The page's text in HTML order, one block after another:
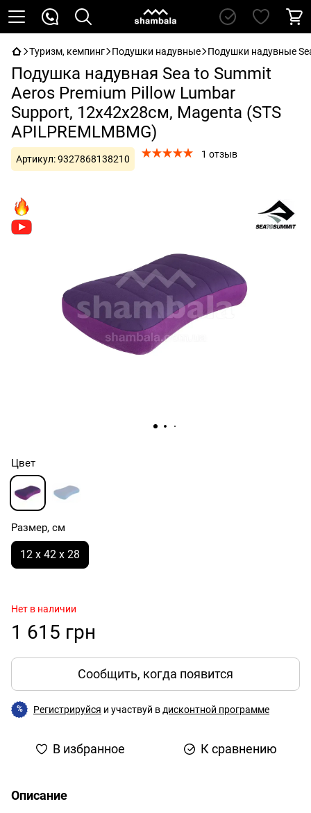
Туризм, кемпинг Подушки надувные Подушки надувные
Подушка надувная Sea to Summit
Aeros Premium Pillow Lumbar
Support, 12х42х28см, Magenta (STS
APILPREMLMBMG)
Артикул:9327868138210 1 отзыв
Цвет
Размер, см
12 х 42 х 28
Нет в наличии
1 615 грн
Сообщить, когда появится
% Регистрируйся и участвуй в дисконтной программе
В избранное К сравнению
Описание